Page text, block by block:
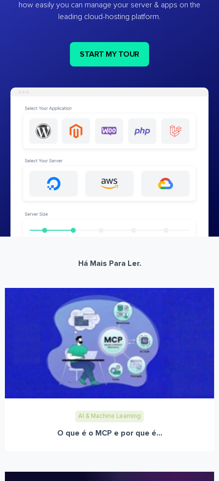
how easily you can manage your server & apps on the
leading cloud-hosting platform.
START MY TOUR
Há Mais Para Ler.
AI & Machine Learning
O que é o MCP e por que é...